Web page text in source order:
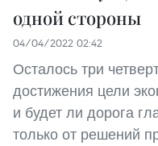
одной стороны
04/04/2022 02:42
Осталось три
достижения цели
и будет ли дорога
только от решений